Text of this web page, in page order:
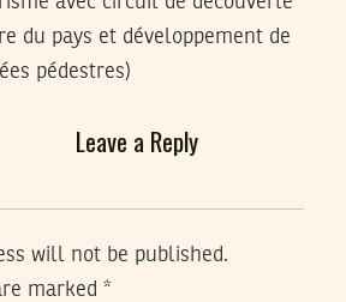
du pays et développement de
pédestres)
Leave a Reply
will not be published.
marked *